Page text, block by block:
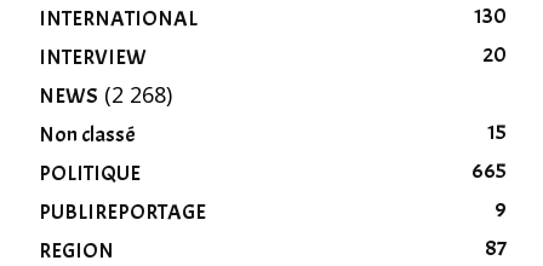
INTERNATIONAL
130
INTERVIEW
20
NEWS (2 268)
Non classé
15
POLITIQUE
665
PUBLIREPORTAGE
9
REGION
87